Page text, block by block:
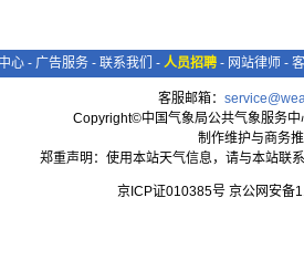
心 - 广告服务 - 联系我们 - 人员招聘 - 网站律师 -
客服邮箱：
Copyright©中国气象局公共气象服务
制作维护与商务
郑重声明：使用本站天气信息，请与本站联
京ICP证010385号 京公网安备